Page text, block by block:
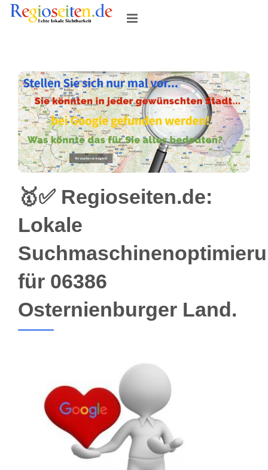
Skip
🥇✅ Regioseiten.de:
Lokale
für 06386
Osternienburger Land.